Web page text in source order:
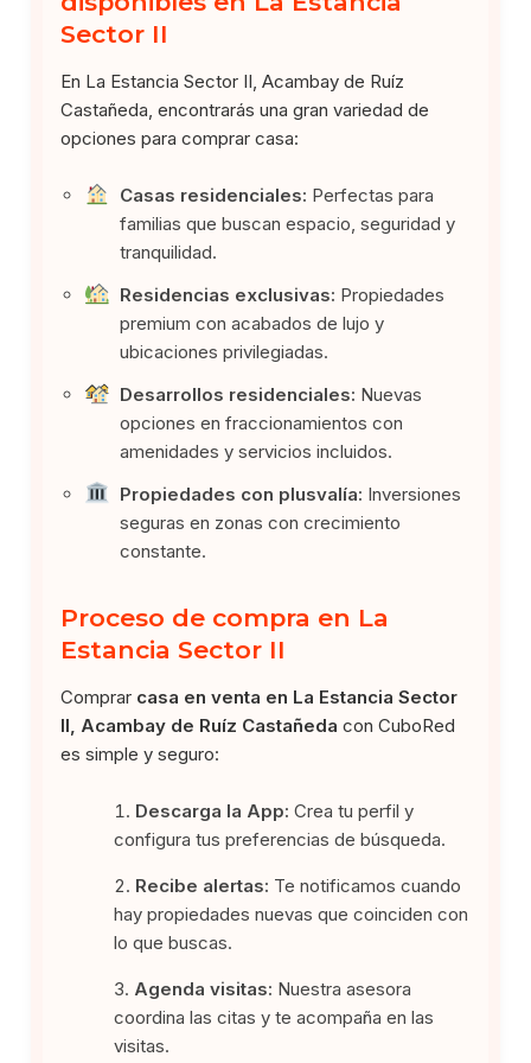
Sector II
En La Estancia Sector II, Acambay de Ruíz
Castañeda, encontrarás una gran variedad de
opciones para comprar casa:
Casas residenciales: Perfectas para
familias que buscan espacio, seguridad y
tranquilidad.
Residencias exclusivas: Propiedades
premium con acabados de lujo y
ubicaciones privilegiadas.
Desarrollos residenciales: Nuevas
opciones en fraccionamientos con
amenidades y servicios incluidos.
Propiedades con plusvalía: Inversiones
seguras en zonas con crecimiento
constante.
Proceso de compra en La
Estancia Sector II
Comprar casa en venta en La Estancia Sector
II, Acambay de Ruíz Castañeda con CuboRed
es simple y seguro:
Descarga la App: Crea tu perfil y
configura tus preferencias de búsqueda.
Recibe alertas: Te notificamos cuando
hay propiedades nuevas que coinciden con
lo que buscas.
Agenda visitas: Nuestra asesora
coordina las citas y te acompaña en las
visitas.